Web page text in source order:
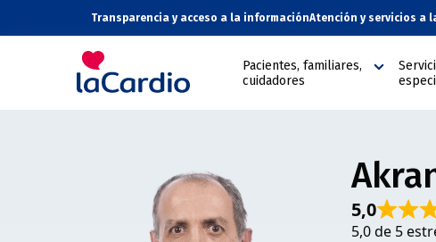
Transparencia y acceso a la informaciónAtención y servicios a
Pacientes, familiares,
cuidadores
5,0
5,0 de 5